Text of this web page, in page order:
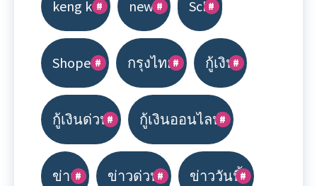
keng kk news Scb
Shopee กรุงไทย กู้เงิน
กู้เงินด่วน กู้เงินออนไลน์
ข่าว ข่าวด่วน ข่าววันนี้